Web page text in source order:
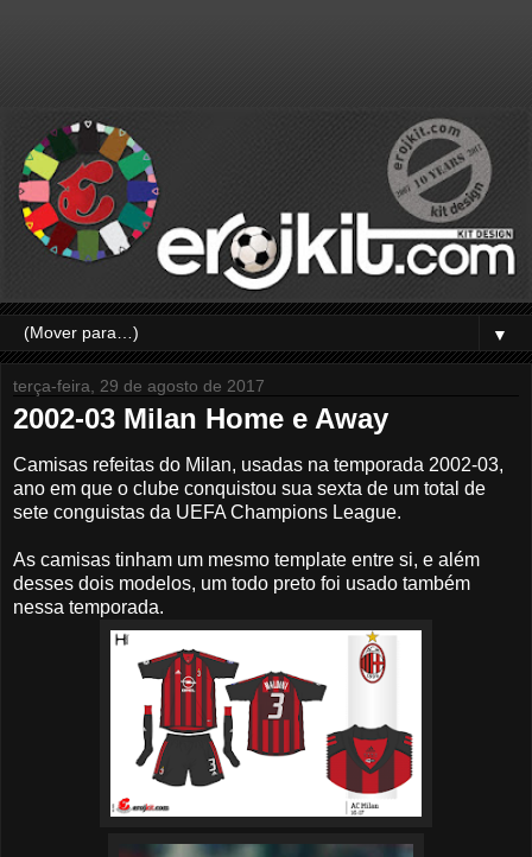
▼
terça-feira, 29 de agosto de 2017
2002-03 Milan Home e Away
Camisas refeitas do Milan, usadas na temporada 2002-03,
ano em que o clube conquistou sua sexta de um total de
sete conguistas da UEFA Champions League.
As camisas tinham um mesmo template entre si, e além
desses dois modelos, um todo preto foi usado também
nessa temporada.